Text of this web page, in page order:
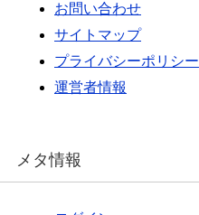
お問い合わせ
サイトマップ
プライバシーポリシー
運営者情報
メタ情報